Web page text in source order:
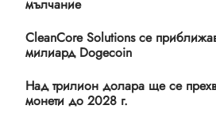
мълчание
CleanCore Solutions се
милиард Dogecoin
Над трилион долара ще се
монети до 2028 г.